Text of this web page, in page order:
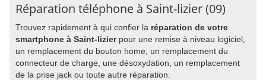
Réparation téléphone à Saint-lizier (09)
Trouvez rapidement à qui confier la réparation de votre
smartphone à Saint-lizierpour une remise à niveau logiciel,
un remplacement du bouton home, un remplacement du
connecteur de charge, une désoxydation, un remplacement
de la prise jack ou toute autre réparation.